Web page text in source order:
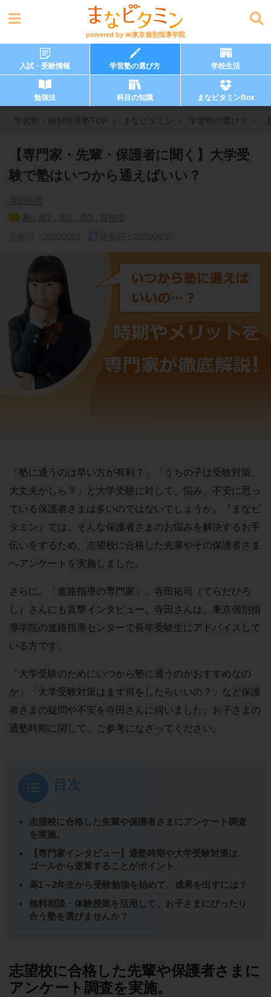
powered by ㈱東京個別指導学院
入試・受験情報 学習塾の選び方 学校生活
勉強法 科目の知識 まなビタミンBox
学習塾・個別指導塾TOP まなビタミン 学習塾の選び方
【専門家・先輩・保護者に聞く】大学受
験で塾はいつから通えばいい？
「塾に通うのは早い方が有利？」「うちの子は受験対策、
大丈夫かしら？」と大学受験に対して、悩み、不安に思っ
ている保護者さまは多いのではないでしょうか。『まなビ
タミン』では、そんな保護者さまのお悩みを解決するお手
伝いをするため、志望校に合格した先輩やその保護者さま
へアンケートを実施しました。
さらに、「進路指導の専門家」、寺田拓司（てらだひろ
し）さんにも直撃インタビュー。寺田さんは、東京個別指
導学院の進路指導センターで長年受験生にアドバイスして
いる方です。
「大学受験のためにいつから塾に通うのがおすすめなの
か」「大学受験対策はまず何をしたらいいの？」など保護
者さまの疑問や不安を寺田さんに伺いました。お子さまの
通塾時期に関して、ご参考になさってください。
目次
志望校に合格した先輩や保護者さまにアンケート調査
を実施。
【専門家インタビュー】通塾時期や大学受験対策は、
ゴールから逆算することがポイント
高1～2年生から受験勉強を始めて、成果を出すには？
無料相談・体験授業を活用して、お子さまにぴったり
合う塾を選びませんか？
志望校に合格した先輩や保護者さまに
アンケート調査を実施。